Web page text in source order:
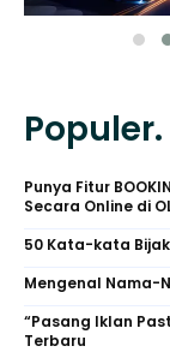
Populer.
Punya Fitur
Secara Online di
50 Kata-kata
Mengenal Nama-
“Pasang Iklan
Terbaru